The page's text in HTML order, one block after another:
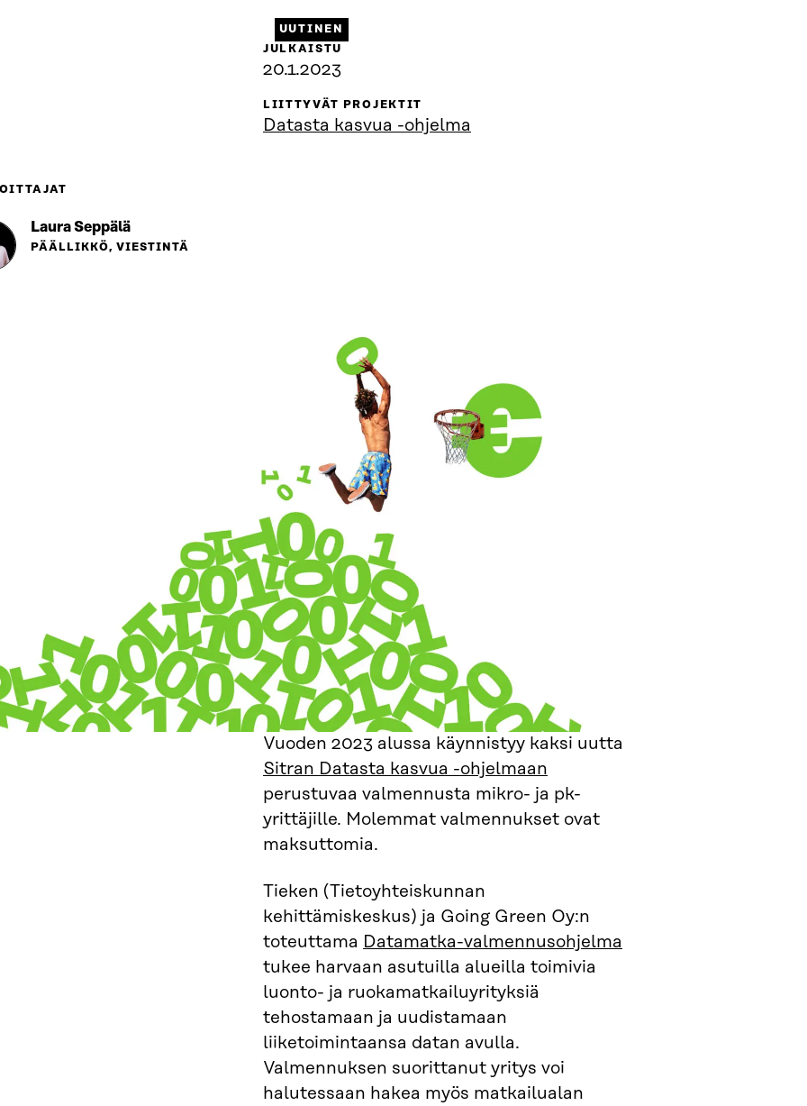
UUTINEN
JULKAISTU
20.1.2023
LIITTYVÄT PROJEKTIT
Datasta kasvua -ohjelma
Laura Seppälä
PÄÄLLIKKÖ, VIESTINTÄ
Vuoden 2023 alussa käynnistyy kaksi uutta
Sitran Datasta kasvua -ohjelmaan
perustuvaa valmennusta mikro- ja pk-
yrittäjille. Molemmat valmennukset ovat
maksuttomia.
Tieken (Tietoyhteiskunnan
kehittämiskeskus) ja Going Green Oy:n
toteuttama Datamatka-valmennusohjelma
tukee harvaan asutuilla alueilla toimivia
luonto- ja ruokamatkailuyrityksiä
tehostamaan ja uudistamaan
liiketoimintaansa datan avulla.
Valmennuksen suorittanut yritys voi
halutessaan hakea myös matkailualan